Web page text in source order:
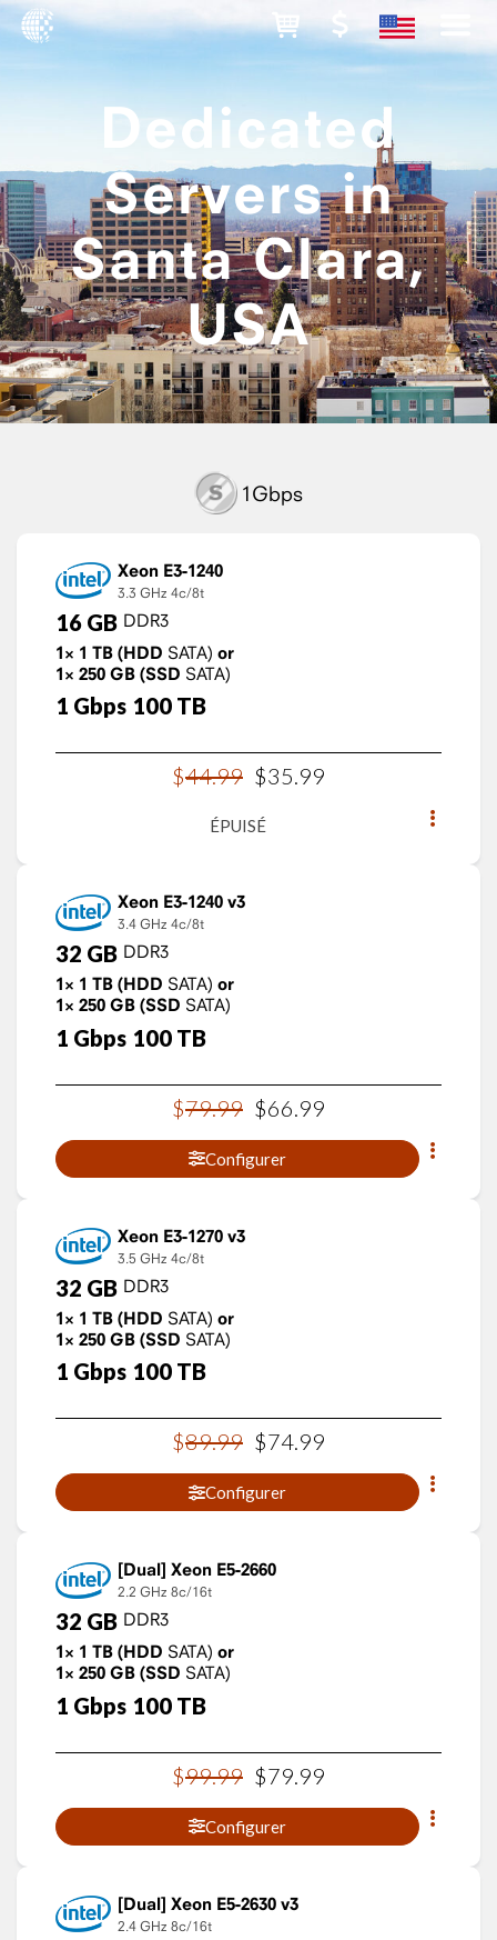
Dedicated
Servers in
Santa Clara,
USA
1Gbps
Xeon E3-1240
3.3 GHz 4c/8t
16 GB DDR3
1× 1 TB (HDD SATA) or
1× 250 GB (SSD SATA)
1 Gbps 100 TB
$44.99 $35.99
ÉPUISÉ
Xeon E3-1240 v3
3.4 GHz 4c/8t
32 GB DDR3
1× 1 TB (HDD SATA) or
1× 250 GB (SSD SATA)
1 Gbps 100 TB
$79.99 $66 99
Configurer
Xeon E3-1270 v3
3.5 GHz 4c/8t
32 GB DDR3
1× 1 TB (HDD SATA) or
1× 250 GB (SSD SATA)
1 Gbps 100 TB
$89.99 $74.99
Configurer
Xeon E5-2660
2.2 GHz 8c/16t
32 GB DDR3
1× 1 TB (HDD SATA) or
1× 250 GB (SSD SATA)
1 Gbps 100 TB
$99.99 $79 99
Configurer
Xeon E5-2630 v3
2.4 GHz 8c/16t